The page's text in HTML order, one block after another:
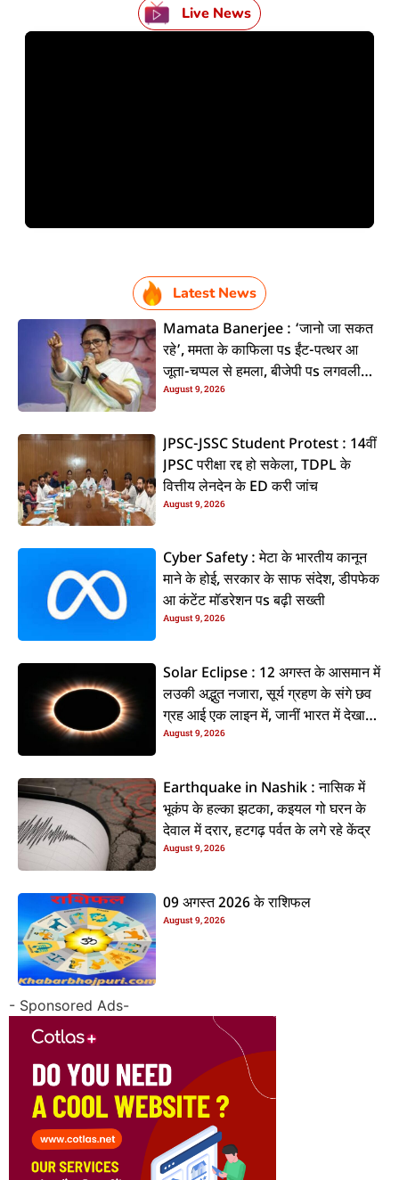
Live News
Latest News
Mamata Banerjee : ‘जानो जा सकत
रहे’, ममता के काफिला पs ईंट-पत्थर आ
जूता-चप्पल से हमला, बीजेपी पs लगवली
आरोप
August 9, 2026
JPSC-JSSC Student Protest : 14वीं
JPSC परीक्षा रद्द हो सकेला, TDPL के
वित्तीय लेनदेन के ED करी जांच
August 9, 2026
Cyber Safety : मेटा के भारतीय कानून
माने के होई, सरकार के साफ संदेश, डीपफेक
आ कंटेंट मॉडरेशन पs बढ़ी सख्ती
August 9, 2026
Solar Eclipse : 12 अगस्त के आसमान में
लउकी अद्भुत नजारा, सूर्य ग्रहण के संगे छव
ग्रह आई एक लाइन में, जानीं भारत में देखाई
दी कि ना?
August 9, 2026
Earthquake in Nashik : नासिक में
भूकंप के हल्का झटका, कइयल गो घरन के
देवाल में दरार, हटगढ़ पर्वत के लगे रहे केंद्र
August 9, 2026
09 अगस्त 2026 के राशिफल
August 9, 2026
- Sponsored Ads-